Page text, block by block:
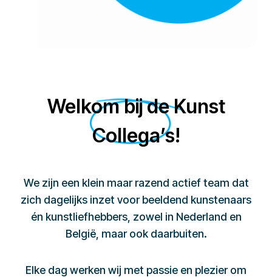
Welkom bij de Kunst
Collega’s!
We zijn een klein maar razend actief team dat
zich dagelijks inzet voor beeldend kunstenaars
én kunstliefhebbers, zowel in Nederland en
België, maar ook daarbuiten.
Elke dag werken wij met passie en plezier om